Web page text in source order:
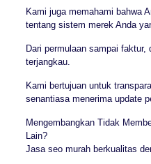
Kami juga memahami bahwa
tentang sistem merek Anda
Dari permulaan sampai
terjangkau.
Kami bertujuan untuk
senantiasa menerima update
Mengembangkan Tidak
Lain?
Jasa seo murah berkualitas